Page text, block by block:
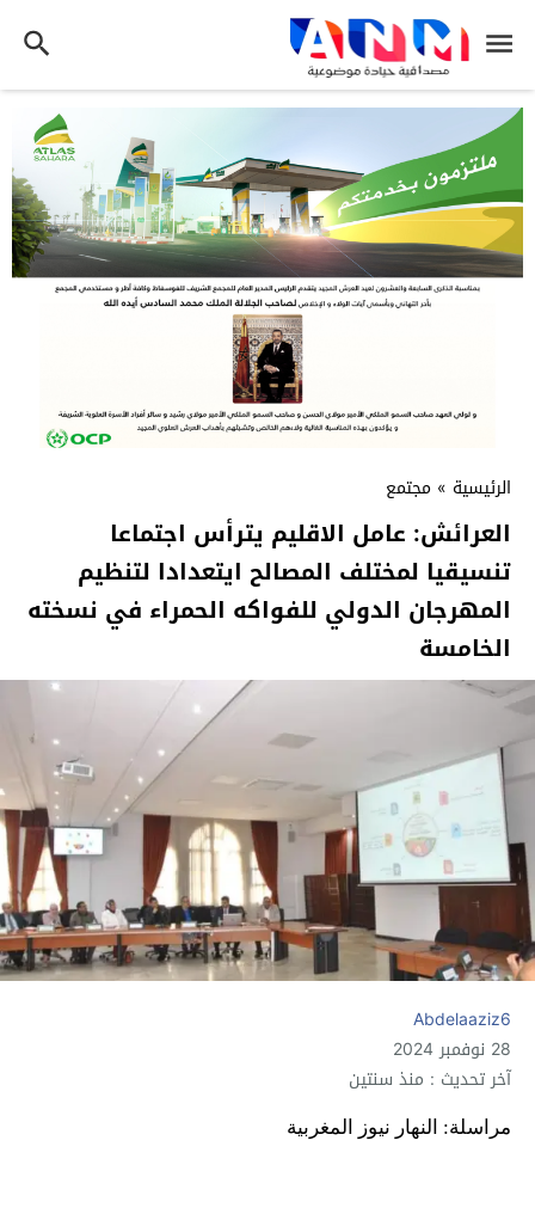
الرئيسية » مجتمع
العرائش: عامل الاقليم يترأس اجتماعا
تنسيقيا لمختلف المصالح ايتعدادا لتنظيم
المهرجان الدولي للفواكه الحمراء في نسخته
الخامسة
Abdelaaziz6
28 نوفمبر 2024
آخر تحديث : منذ سنتين
مراسلة: النهار نيوز المغربية